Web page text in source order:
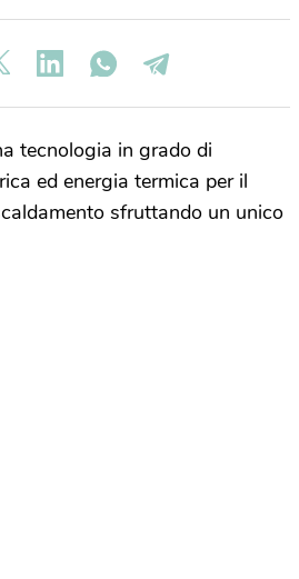
tecnologia in grado di
ed energia termica per il
sfruttando un unico